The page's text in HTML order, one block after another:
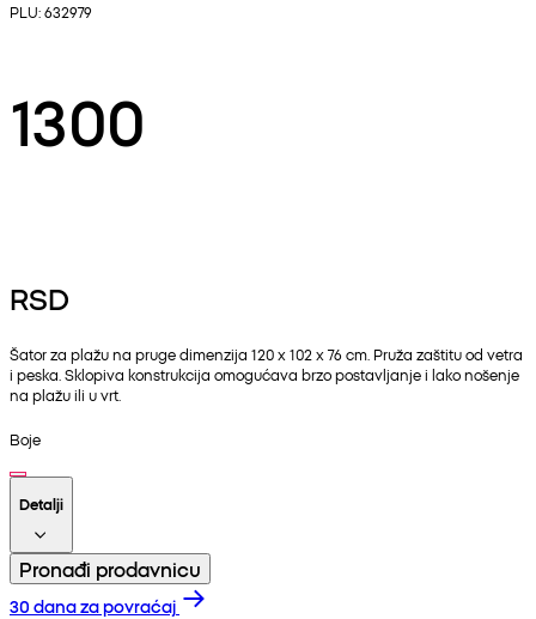
PLU: 632979
1300
RSD
Šator za plažu na pruge dimenzija 120 x 102 x 76 cm. Pruža zaštitu od vetra
i peska. Sklopiva konstrukcija omogućava brzo postavljanje i lako nošenje
na plažu ili u vrt.
Boje
Detalji
Pronađi prodavnicu
30 dana za povraćaj